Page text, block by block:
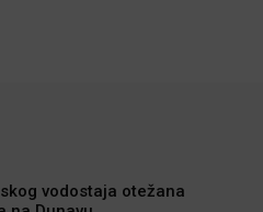
vodostaja otežana